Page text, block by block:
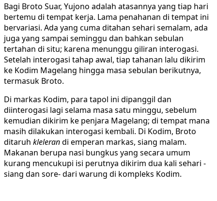
Bagi Broto Suar, Yujono adalah atasannya yang tiap hari
bertemu di tempat kerja. Lama penahanan di tempat ini
bervariasi. Ada yang cuma ditahan sehari semalam, ada
juga yang sampai seminggu dan bahkan sebulan
tertahan di situ; karena menunggu giliran interogasi.
Setelah interogasi tahap awal, tiap tahanan lalu dikirim
ke Kodim Magelang hingga masa sebulan berikutnya,
termasuk Broto.
Di markas Kodim, para tapol ini dipanggil dan
diinterogasi lagi selama masa satu minggu, sebelum
kemudian dikirim ke penjara Magelang; di tempat mana
masih dilakukan interogasi kembali. Di Kodim, Broto
ditaruh klelerandi emperan markas, siang malam.
Makanan berupa nasi bungkus yang secara umum
kurang mencukupi isi perutnya dikirim dua kali sehari -
siang dan sore- dari warung di kompleks Kodim.